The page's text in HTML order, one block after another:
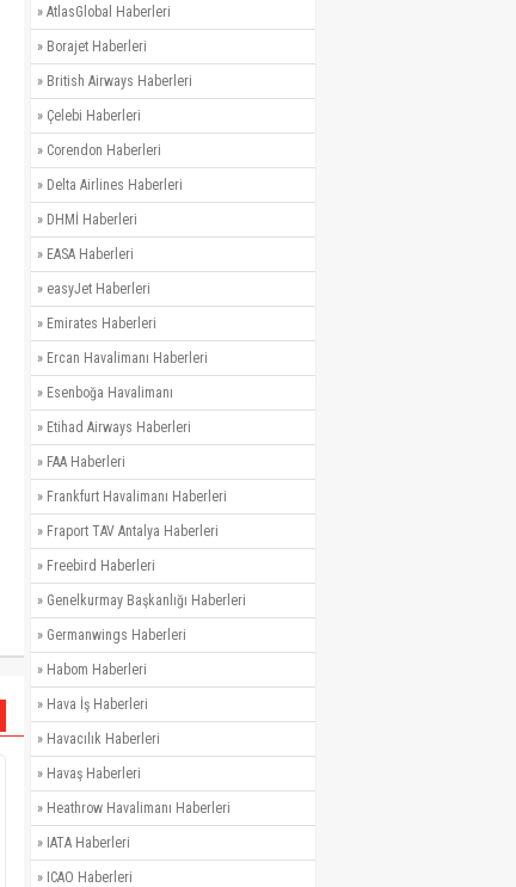
» AtlasGlobal Haberleri
» Borajet Haberleri
» British Airways Haberleri
» Çelebi Haberleri
» Corendon Haberleri
» Delta Airlines Haberleri
» DHMİ Haberleri
» EASA Haberleri
» easyJet Haberleri
» Emirates Haberleri
» Ercan Havalimanı Haberleri
» Esenboğa Havalimanı
» Etihad Airways Haberleri
» FAA Haberleri
» Frankfurt Havalimanı Haberleri
» Fraport TAV Antalya Haberleri
» Freebird Haberleri
» Genelkurmay Başkanlığı Haberleri
» Germanwings Haberleri
» Habom Haberleri
» Hava İş Haberleri
» Havacılık Haberleri
» Havaş Haberleri
» Heathrow Havalimanı Haberleri
» IATA Haberleri
» ICAO Haberleri